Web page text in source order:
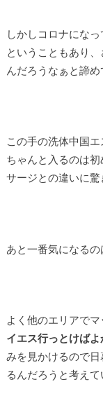
しかしコロナにな
ということもあり
んだろうなぁと諦
この手の洗体中国
ちゃんと入るのは
サージとの違いに驚
あと一番気になるの
よく他のエリアで
イエス行っとけばよ
みを見かけるので
るんだろうと考えて